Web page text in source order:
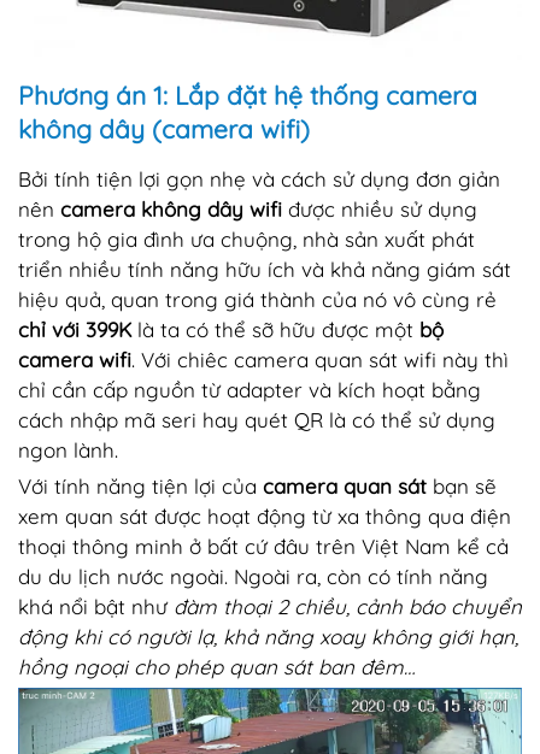
Phương án 1: Lắp đặt hệ thống camera
không dây (camera wifi)
Bởi tính tiện lợi gọn nhẹ và cách sử dụng đơn giản
nên camera không dây wifi được nhiều sử dụng
trong hộ gia đình ưa chuộng, nhà sản xuất phát
triển nhiều tính năng hữu ích và khả năng giám sát
hiệu quả, quan trong giá thành của nó vô cùng rẻ
chỉ với 399Klà ta có thể sỡ hữu được một bộ
camera wifi. Với chiêc camera quan sát wifi này thì
chỉ cần cấp nguồn từ adapter và kích hoạt bằng
cách nhập mã seri hay quét QR là có thể sử dụng
ngon lành.
Với tính năng tiện lợi của camera quan sát bạn sẽ
xem quan sát được hoạt động từ xa thông qua điện
thoại thông minh ở bất cứ đâu trên Việt Nam kể cả
du du lịch nước ngoài. Ngoài ra, còn có tính năng
khá nổi bật như đàm thoại 2 chiều, cảnh báo chuyển
động khi có người lạ, khả năng xoay không giới hạn,
hồng ngoại cho phép quan sát ban đêm…